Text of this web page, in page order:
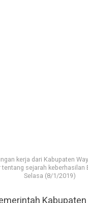
kerja dari Kabupaten
sejarah keberhasilan
Selasa (8/1/2019)